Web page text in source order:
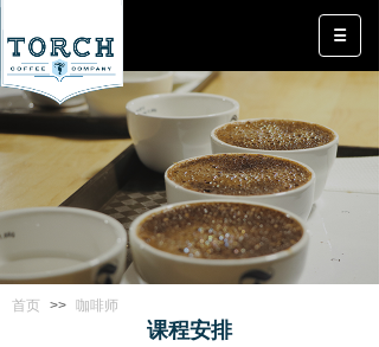
首页 >> 咖啡师
课程安排